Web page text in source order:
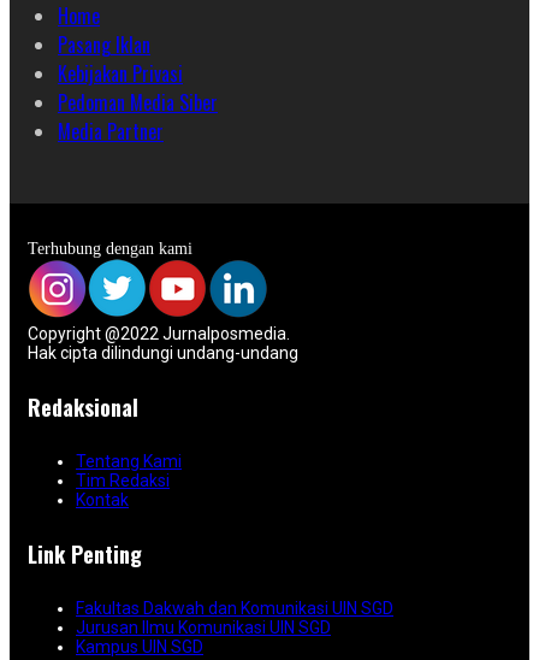
Home
Pasang Iklan
Kebijakan Privasi
Pedoman Media Siber
Media Partner
Terhubung dengan kami
Copyright @2022 Jurnalposmedia.
Hak cipta dilindungi undang-undang
Redaksional
Tentang Kami
Tim Redaksi
Kontak
Link Penting
Fakultas Dakwah dan Komunikasi UIN SGD
Jurusan Ilmu Komunikasi UIN SGD
Kampus UIN SGD